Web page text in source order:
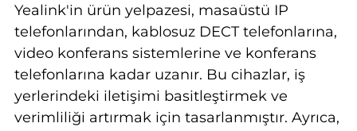
Yealink'in ürün yelpazesi, masaüstü IP
telefonlarından, kablosuz DECT telefonlarına,
video konferans sistemlerine ve konferans
telefonlarına kadar uzanır. Bu cihazlar, iş
yerlerindeki iletişimi basitleştirmek ve
verimliliği artırmak için tasarlanmıştır. Ayrıca,